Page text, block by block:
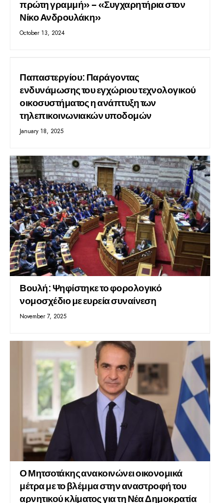
πρώτη γραμμή» – «Συγχαρητήρια στον
Νίκο Ανδρουλάκη»
October 13, 2024
Παπαστεργίου: Παράγοντας
ενδυνάμωσης του εγχώριου τεχνολογικού
οικοσυστήματος η ανάπτυξη των
τηλεπικοινωνιακών υποδομών
January 18, 2025
Βουλή: Ψηφίστηκε το φορολογικό
νομοσχέδιο με ευρεία συναίνεση
November 7, 2025
Ο Μητσοτάκης ανακοινώνει οικονομικά
μέτρα με το βλέμμα στην αναστροφή του
αρνητικού κλίματος για τη Νέα Δημοκρατία